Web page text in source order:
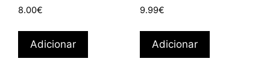
8.00€
Adicionar
9.99€
Adicionar